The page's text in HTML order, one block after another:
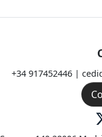
+34 917452446 |